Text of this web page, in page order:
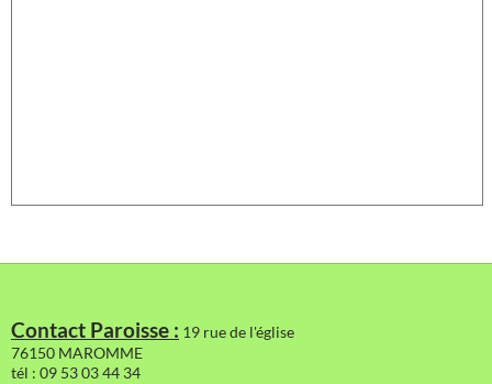
Contact Paroisse : 19 rue de l'église
76150 MAROMME
tél : 09 53 03 44 34